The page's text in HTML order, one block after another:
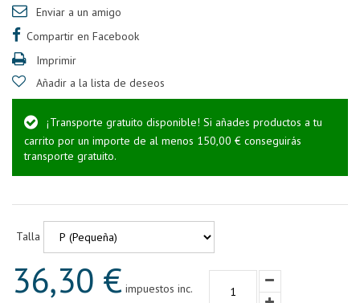
Enviar a un amigo
Compartir en Facebook
Imprimir
Añadir a la lista de deseos
¡Transporte gratuito disponible! Si añades productos a tu
carrito por un importe de al menos 150,00 € conseguirás
transporte gratuito.
Talla
36,30 € impuestos inc.